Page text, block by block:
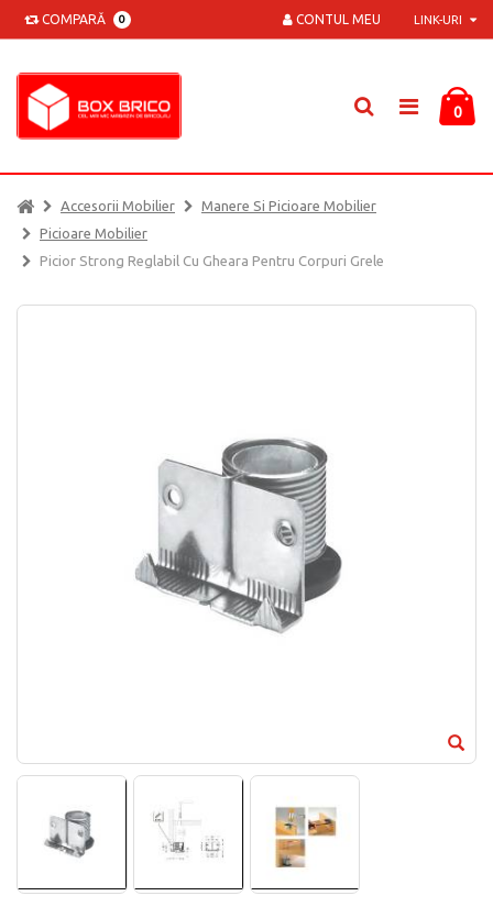
COMPARĂ 0 LINK-URI
CONTUL MEU
0
Accesorii Mobilier
Manere Si Picioare Mobilier
Picioare Mobilier
Picior Strong Reglabil Cu Gheara Pentru Corpuri Grele